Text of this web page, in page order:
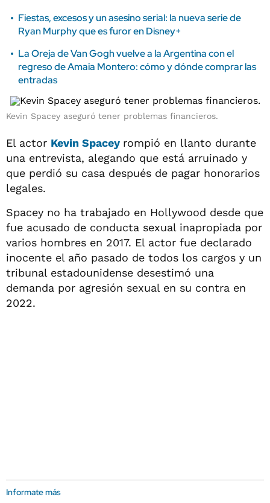
Fiestas, excesos y un asesino serial: la nueva serie de
Ryan Murphy que es furor en Disney+
La Oreja de Van Gogh vuelve a la Argentina con el
regreso de Amaia Montero: cómo y dónde comprar las
entradas
Kevin Spacey aseguró tener problemas financieros.
El actor Kevin Spacey rompió en llanto durante
una entrevista, alegando que está arruinado y
que perdió su casa después de pagar honorarios
legales.
Spacey no ha trabajado en Hollywood desde que
fue acusado de conducta sexual inapropiada por
varios hombres en 2017. El actor fue declarado
inocente el año pasado de todos los cargos y un
tribunal estadounidense desestimó una
demanda por agresión sexual en su contra en
2022.
Informate más